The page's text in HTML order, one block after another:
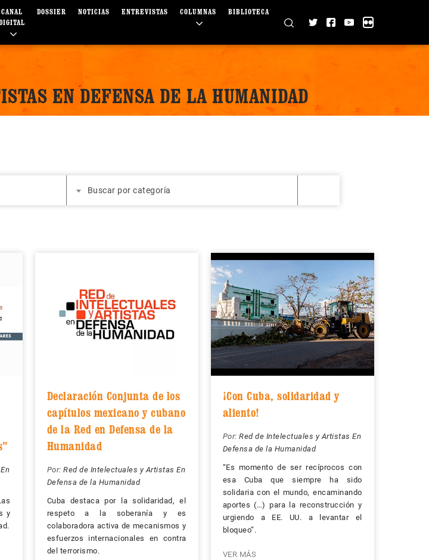
CANAL
DOSSIER NOTICIAS ENTREVISTAS COLUMNAS BIBLIOTECA
EN DEFENSA DE LA HUMANIDAD
Buscar por categoría
y
Declaración Conjunta de los
capítulos mexicano y cubano
de la Red en Defensa de la
Humanidad
Por: Red de Intelectuales y Artistas En
Defensa de la Humanidad
Cuba destaca por la solidaridad, el
respeto a la soberanía y es
colaboradora activa de mecanismos y
esfuerzos internacionales en contra
del terrorismo.
¡Con Cuba, solidaridad y
aliento!
Por: Red de Intelectuales y Artistas En
Defensa de la Humanidad
“Es momento de ser recíprocos con
esa Cuba que siempre ha sido
solidaria con el mundo, encaminando
aportes (…) para la reconstrucción y
urgiendo a EE. UU. a levantar el
bloqueo”.
VER MÁS